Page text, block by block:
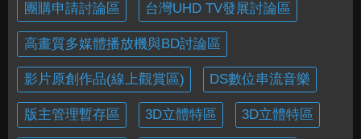
團購申請討論區 台灣UHD TV發展討論區
高畫質多媒體播放機與BD討論區
影片原創作品(線上觀賞區) DS數位串流音樂
版主管理暫存區 3D立體特區 3D立體特區